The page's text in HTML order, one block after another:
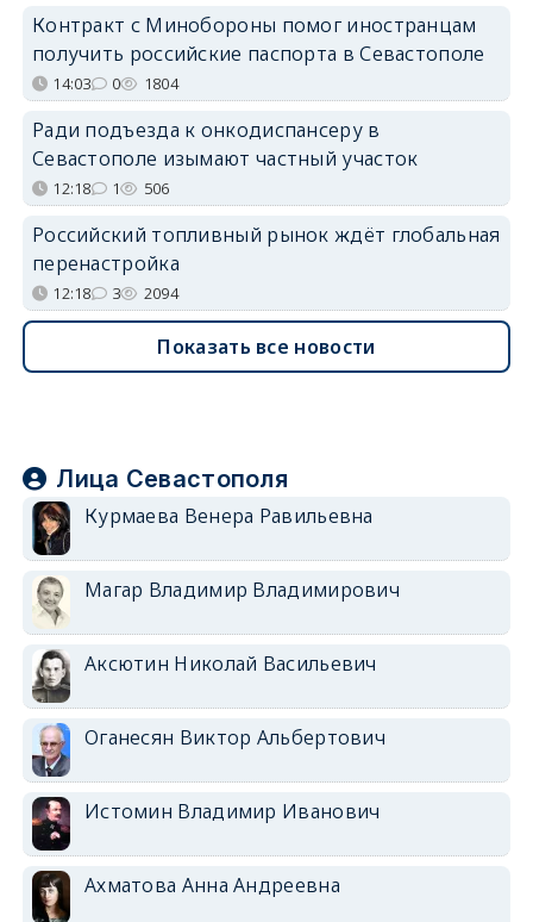
Контракт с Минобороны помог иностранцам
получить российские паспорта в Севастополе
14:03 0 1804
Ради подъезда к онкодиспансеру в
Севастополе изымают частный участок
12:18 1 506
Российский топливный рынок ждёт глобальная
перенастройка
12:18 3 2094
Показать все новости
Лица Севастополя
Курмаева Венера Равильевна
Магар Владимир Владимирович
Аксютин Николай Васильевич
Оганесян Виктор Альбертович
Истомин Владимир Иванович
Ахматова Анна Андреевна